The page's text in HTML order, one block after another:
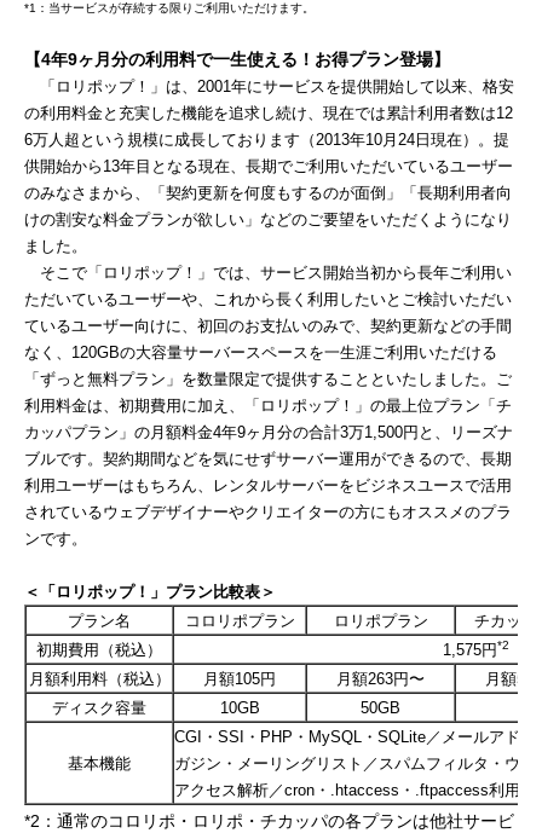
*1：当サービスが存続する限りご利用いただけます。
【4年9ヶ月分の利用料で一生使える！お得プラン登場】
「ロリポップ！」は、2001年にサービスを提供開始して以来、格安
の利用料金と充実した機能を追求し続け、現在では累計利用者数は12
6万人超という規模に成長しております（2013年10月24日現在）。提
供開始から13年目となる現在、長期でご利用いただいているユーザー
のみなさまから、「契約更新を何度もするのが面倒」「長期利用者向
けの割安な料金プランが欲しい」などのご要望をいただくようになり
ました。
そこで「ロリポップ！」では、サービス開始当初から長年ご利用い
ただいているユーザーや、これから長く利用したいとご検討いただい
ているユーザー向けに、初回のお支払いのみで、契約更新などの手間
なく、120GBの大容量サーバースペースを一生涯ご利用いただける
「ずっと無料プラン」を数量限定で提供することといたしました。ご
利用料金は、初期費用に加え、「ロリポップ！」の最上位プラン「チ
カッパプラン」の月額料金4年9ヶ月分の合計3万1,500円と、リーズナ
ブルです。契約期間などを気にせずサーバー運用ができるので、長期
利用ユーザーはもちろん、レンタルサーバーをビジネスユースで活用
されているウェブデザイナーやクリエイターの方にもオススメのプラ
ンです。
＜「ロリポップ！」プラン比較表＞
プラン名
コロリポプラン ロリポプラン
チカッパ
初期費用（税込）
1,575円*2
月額利用料（税込） 月額105円 月額263円〜
月額
ディスク容量
10GB 50GB
基本機能
CGI・SSI・PHP・MySQL・SQLite／メールアド
ガジン・メーリングリスト／スパムフィルタ・ウ
アクセス解析／cron・.htaccess・.ftpaccess利用可
*2：通常のコロリポ・ロリポ・チカッパの各プランは他社サービ